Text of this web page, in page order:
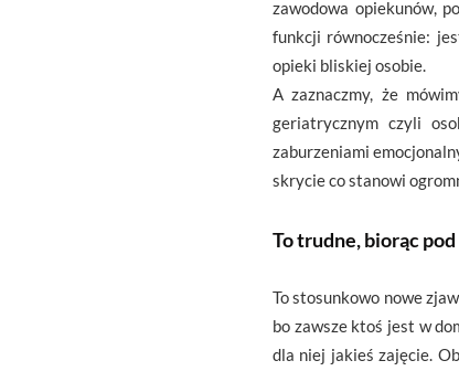
zawodowa opiekunów,
funkcji równocześnie:
opieki bliskiej osobie.
A zaznaczmy, że
geriatrycznym czyli
zaburzeniami
skrycie co stanowi
To trudne, biorąc
To stosunkowo nowe
bo zawsze ktoś jest w
dla niej jakieś zajęcie.